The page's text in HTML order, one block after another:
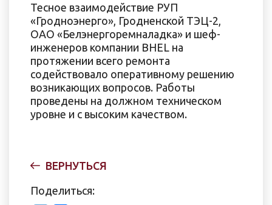
Тесное взаимодействие РУП
«Гродноэнерго», Гродненской ТЭЦ-2,
ОАО «Белэнергоремналадка» и шеф-
инженеров компании BHEL на
протяжении всего ремонта
содействовало оперативному решению
возникающих вопросов. Работы
проведены на должном техническом
уровне и с высоким качеством.
ВЕРНУТЬСЯ
Поделиться: